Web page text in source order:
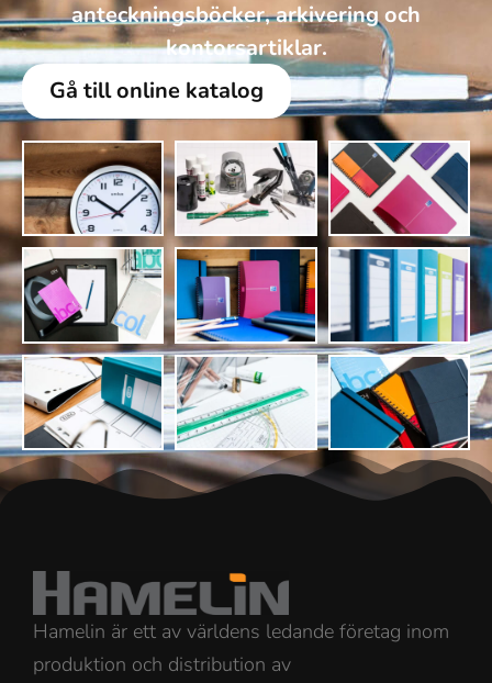
anteckningsböcker, arkivering och
kontorsartiklar.
Gå till online katalog
Hamelin är ett av världens ledande företag inom
produktion och distribution av